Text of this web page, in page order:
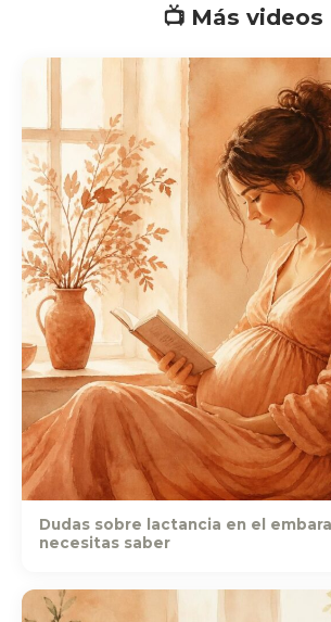
📺 Más videos
Dudas sobre lactancia en el
necesitas saber